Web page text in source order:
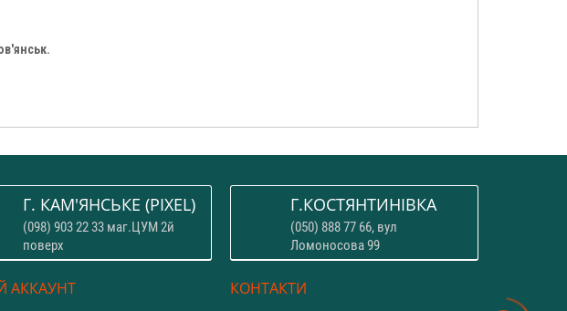
Г. КАМ'ЯНСЬКЕ (PIXEL)
(098) 903 22 33 маг.ЦУМ 2й
поверх
Г.КОСТЯНТИНІВКА
(050) 888 77 66, вул
Ломоносова 99
АККАУНТ КОНТАКТИ